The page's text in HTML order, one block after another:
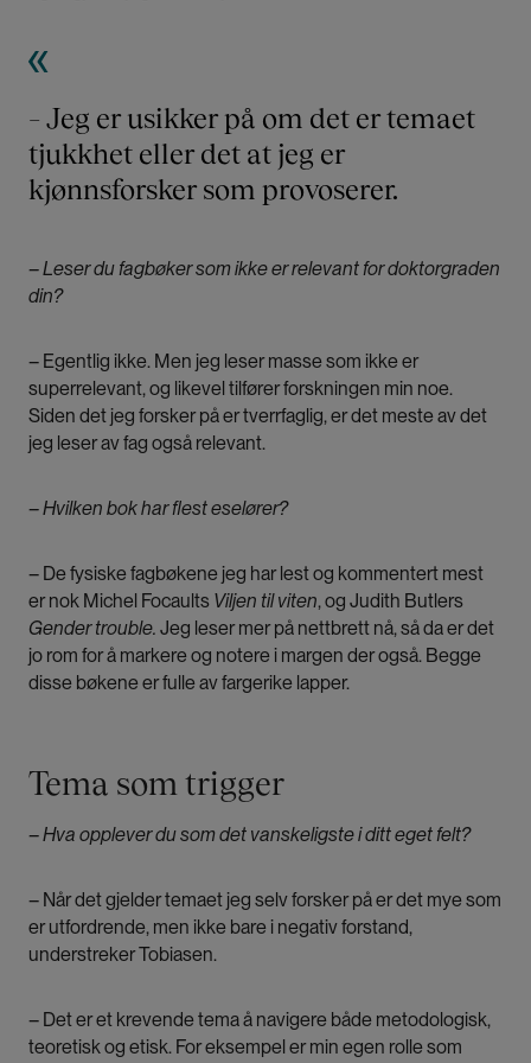
– Jeg er usikker på om det er temaet
tjukkhet eller det at jeg er
kjønnsforsker som provoserer.
– Leser du fagbøker som ikke er relevant for doktorgraden
din?
– Egentlig ikke. Men jeg leser masse som ikke er
superrelevant, og likevel tilfører forskningen min noe.
Siden det jeg forsker på er tverrfaglig, er det meste av det
jeg leser av fag også relevant.
– Hvilken bok har flest eselører?
– De fysiske fagbøkene jeg har lest og kommentert mest
er nok Michel Focaults Viljen til viten, og Judith Butlers
Gender trouble. Jeg leser mer på nettbrett nå, så da er det
jo rom for å markere og notere i margen der også. Begge
disse bøkene er fulle av fargerike lapper.
Tema som trigger
– Hva opplever du som det vanskeligste i ditt eget felt?
– Når det gjelder temaet jeg selv forsker på er det mye som
er utfordrende, men ikke bare i negativ forstand,
understreker Tobiasen.
– Det er et krevende tema å navigere både metodologisk,
teoretisk og etisk. For eksempel er min egen rolle som